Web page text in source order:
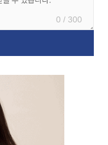
0 / 300